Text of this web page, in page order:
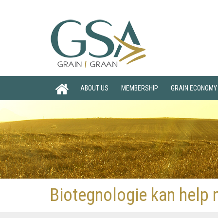
ABOUT US MEMBERSHIP GRAIN ECONOMY
Biotegnologie kan help